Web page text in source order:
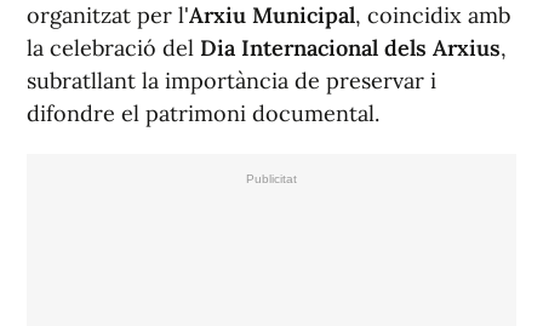
organitzat per l'Arxiu Municipal, coincidix amb
la celebració del Dia Internacional dels Arxius,
subratllant la importància de preservar i
difondre el patrimoni documental.